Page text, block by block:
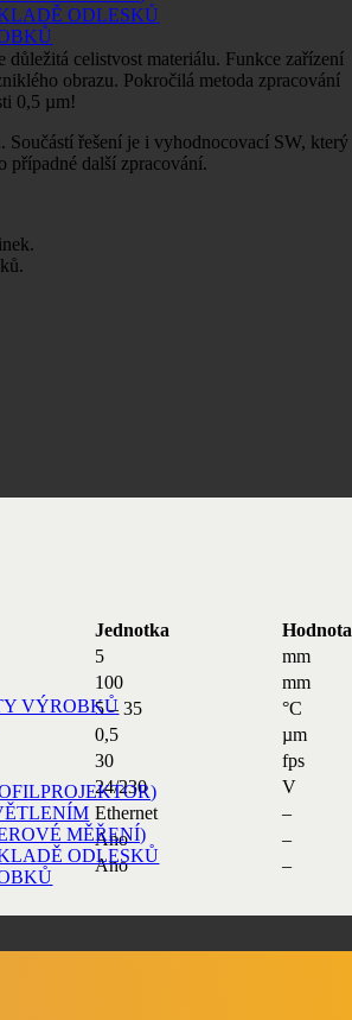
ODLESKŮ
VÝROBKŮ
MĚŘENÍ)
ODLESKŮ
celistvost materiálu. Funkce zařízení
obrazu. Pokročilá metoda zpracování
0,5 µm!
řešení je i vyhodnocovací SW, který
případné další zpracování.
Jednotka
Hodnota
5
mm
100
mm
5 – 35
°C
0,5
µm
30
fps
24/230
V
Ethernet
–
Ano
–
Ano –